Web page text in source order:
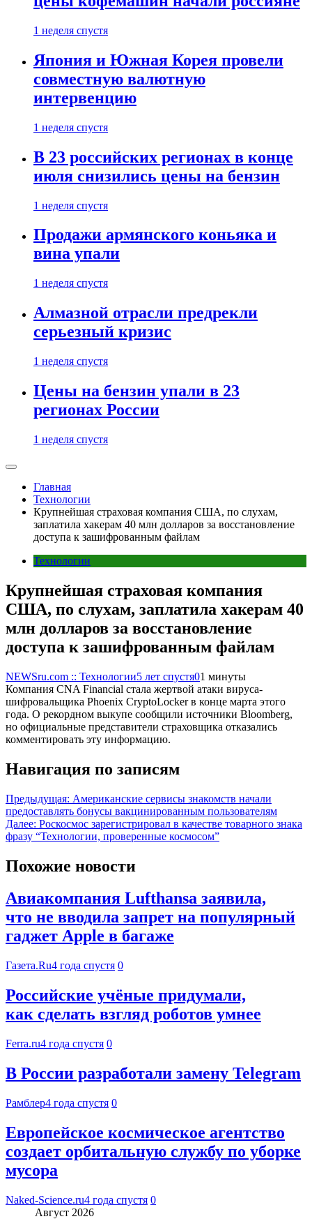
1 неделя спустя
Япония и Южная Корея провели
совместную валютную
интервенцию
1 неделя спустя
В 23 российских регионах в конце
июля снизились цены на бензин
1 неделя спустя
Продажи армянского коньяка и
вина упали
1 неделя спустя
Алмазной отрасли предрекли
серьезный кризис
1 неделя спустя
Цены на бензин упали в 23
регионах России
1 неделя спустя
Главная
Технологии
Крупнейшая страховая компания США, по слухам,
заплатила хакерам 40 млн долларов за восстановление
доступа к зашифрованным файлам
Технологии
Крупнейшая страховая компания
США, по слухам, заплатила хакерам 40
млн долларов за восстановление
доступа к зашифрованным файлам
NEWSru.com :: Технологии5 лет спустя01 минуты
Компания CNA Financial стала жертвой атаки вируса-
шифровальщика Phoenix CryptoLocker в конце марта этого
года. О рекордном выкупе сообщили источники Bloomberg,
но официальные представители страховщика отказались
комментировать эту информацию.
Навигация по записям
Предыдущая: Американские сервисы знакомств начали
предоставлять бонусы вакцинированным пользователям
Далее: Роскосмос зарегистрировал в качестве товарного знака
фразу “Технологии, проверенные космосом”
Похожие новости
Авиакомпания Lufthansa заявила,
что не вводила запрет на популярный
гаджет Apple в багаже
Газета.Ru4 года спустя 0
Российские учёные придумали,
как сделать взгляд роботов умнее
Ferra.ru4 года спустя 0
В России разработали замену Telegram
Рамблер4 года спустя 0
Европейское космическое агентство
создает орбитальную службу по уборке
мусора
Naked-Science.ru4 года спустя 0
Август 2026